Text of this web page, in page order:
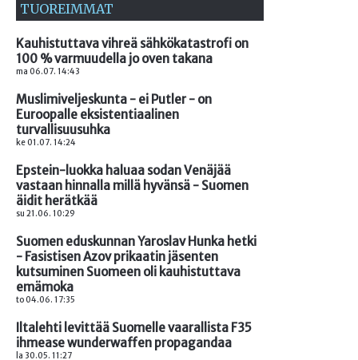
TUOREIMMAT
Kauhistuttava vihreä sähkökatastrofi on
100 % varmuudella jo oven takana
ma 06.07. 14:43
Muslimiveljeskunta - ei Putler - on
Euroopalle eksistentiaalinen
turvallisuusuhka
ke 01.07. 14:24
Epstein-luokka haluaa sodan Venäjää
vastaan hinnalla millä hyvänsä - Suomen
äidit herätkää
su 21.06. 10:29
Suomen eduskunnan Yaroslav Hunka hetki
- Fasistisen Azov prikaatin jäsenten
kutsuminen Suomeen oli kauhistuttava
emämoka
to 04.06. 17:35
Iltalehti levittää Suomelle vaarallista F35
ihmease wunderwaffen propagandaa
la 30.05. 11:27